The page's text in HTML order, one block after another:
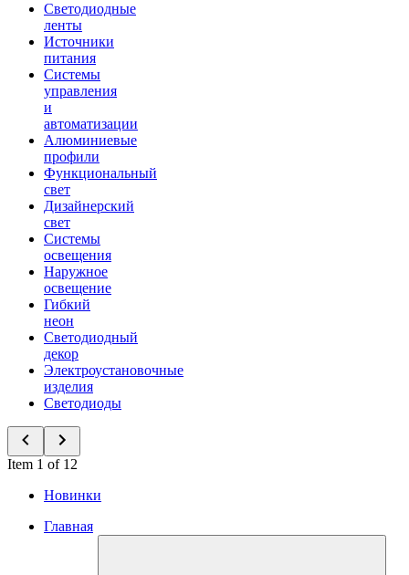
Светодиодные
ленты
Источники
питания
Системы
управления
и
автоматизации
Алюминиевые
профили
Функциональный
свет
Дизайнерский
свет
Системы
освещения
Наружное
освещение
Гибкий
неон
Светодиодный
декор
Электроустановочные
изделия
Светодиоды
Item 1 of 12
Новинки
Главная